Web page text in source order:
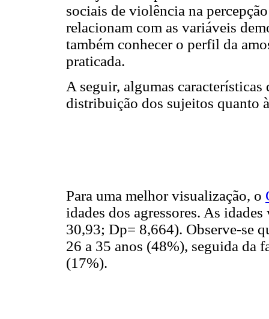
sociais de violência na
relacionam com as variáveis
também conhecer o perfil da
praticada.
A seguir, algumas
distribuição dos sujeitos quanto
Para uma melhor visualização, o
idades dos agressores. As
30,93; Dp= 8,664). Observe-se
26 a 35 anos (48%), seguida da
(17%).